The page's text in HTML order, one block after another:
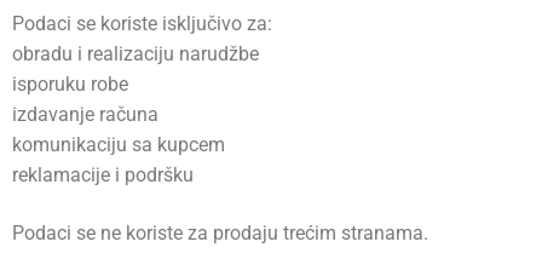
Podaci se koriste isključivo za:
obradu i realizaciju narudžbe
isporuku robe
izdavanje računa
komunikaciju sa kupcem
reklamacije i podršku
Podaci se ne koriste za prodaju trećim stranama.